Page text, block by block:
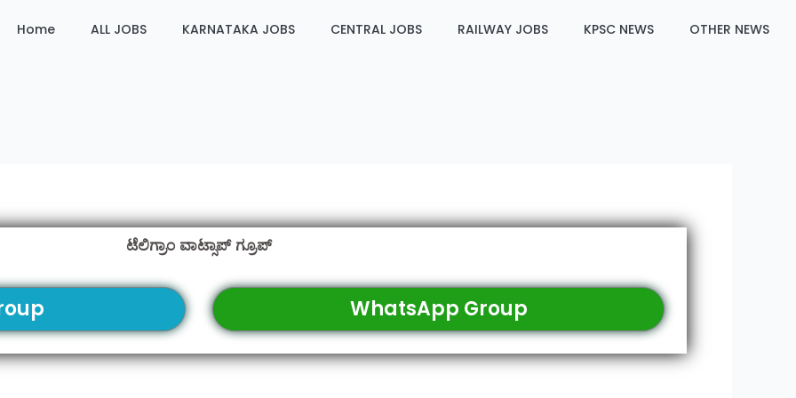
Home ALL JOBS KARNATAKA JOBS CENTRAL JOBS RAILWAY JOBS KPSC NEWS OTHER NEWS
ಟೆಲಿಗ್ರಾಂ ವಾಟ್ಸಾಪ್ ಗ್ರೂಪ್
WhatsApp Group